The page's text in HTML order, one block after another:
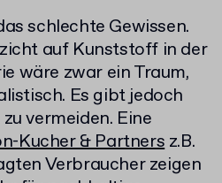
schlechte Gewissen.
auf Kunststoff in der
wäre zwar ein Traum,
Es gibt jedoch
vermeiden. Eine
Kucher & Partnersz.B.
Verbraucher zeigen